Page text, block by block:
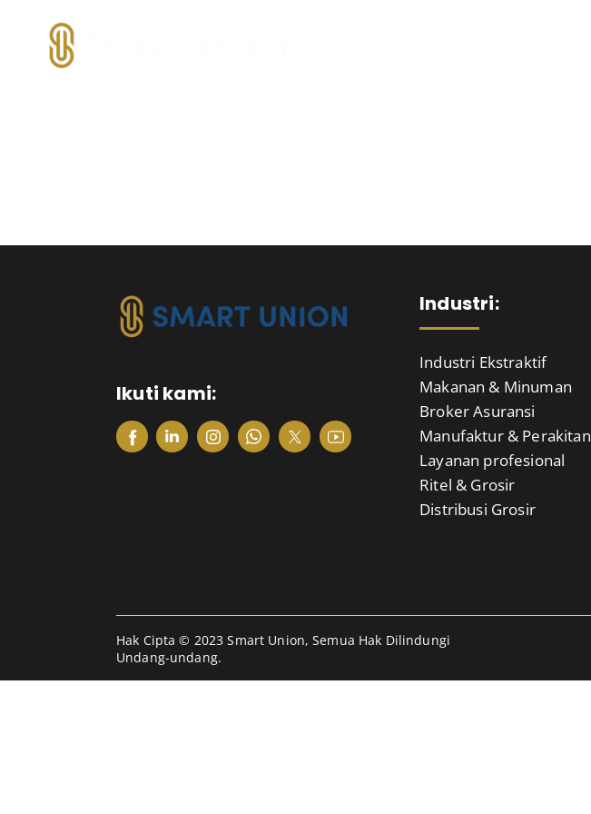
Ikuti kami:
Industri:
Industri Ekstraktif
Makanan & Minuman
Broker Asuransi
Manufaktur & Perakitan
Layanan profesional
Ritel & Grosir
Distribusi Grosir
Hak Cipta © 2023 Smart Union, Semua Hak Dilindungi
Undang-undang.